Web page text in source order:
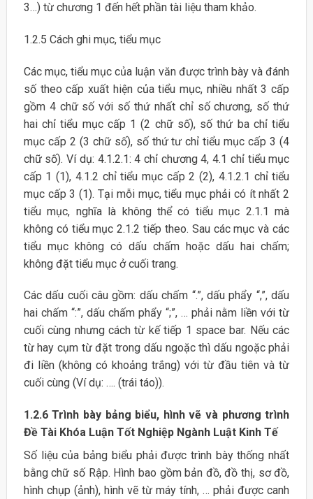
3…) từ chương 1 đến hết phần tài liệu tham khảo.
1.2.5 Cách ghi mục, tiểu mục
Các mục, tiểu mục của luận văn được trình bày và đánh
số theo cấp xuất hiện của tiểu mục, nhiều nhất 3 cấp
gồm 4 chữ số với số thứ nhất chỉ số chương, số thứ
hai chỉ tiểu mục cấp 1 (2 chữ số), số thứ ba chỉ tiểu
mục cấp 2 (3 chữ số), số thứ tư chỉ tiểu mục cấp 3 (4
chữ số). Ví dụ: 4.1.2.1: 4 chỉ chương 4, 4.1 chỉ tiểu mục
cấp 1 (1), 4.1.2 chỉ tiểu mục cấp 2 (2), 4.1.2.1 chỉ tiểu
mục cấp 3 (1). Tại mỗi mục, tiểu mục phải có ít nhất 2
tiểu mục, nghĩa là không thể có tiểu mục 2.1.1 mà
không có tiểu mục 2.1.2 tiếp theo. Sau các mục và các
tiểu mục không có dấu chấm hoặc dấu hai chấm;
không đặt tiểu mục ở cuối trang.
Các dấu cuối câu gồm: dấu chấm “.”, dấu phẩy “,”, dấu
hai chấm “:”, dấu chấm phẩy “;”, … phải nằm liền với từ
cuối cùng nhưng cách từ kế tiếp 1 space bar. Nếu các
từ hay cụm từ đặt trong dấu ngoặc thì dấu ngoặc phải
đi liền (không có khoảng trắng) với từ đầu tiên và từ
cuối cùng (Ví dụ: …. (trái táo)).
1.2.6 Trình bày bảng biểu, hình vẽ và phương trình
Đề Tài Khóa Luận Tốt Nghiệp Ngành Luật Kinh Tế
Số liệu của bảng biểu phải được trình bày thống nhất
bằng chữ số Rập. Hình bao gồm bản đồ, đồ thị, sơ đồ,
hình chụp (ảnh), hình vẽ từ máy tính, … phải được canh